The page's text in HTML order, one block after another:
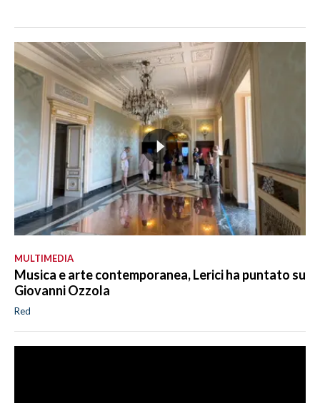
MULTIMEDIA
Musica e arte contemporanea, Lerici ha puntato su
Giovanni Ozzola
Red